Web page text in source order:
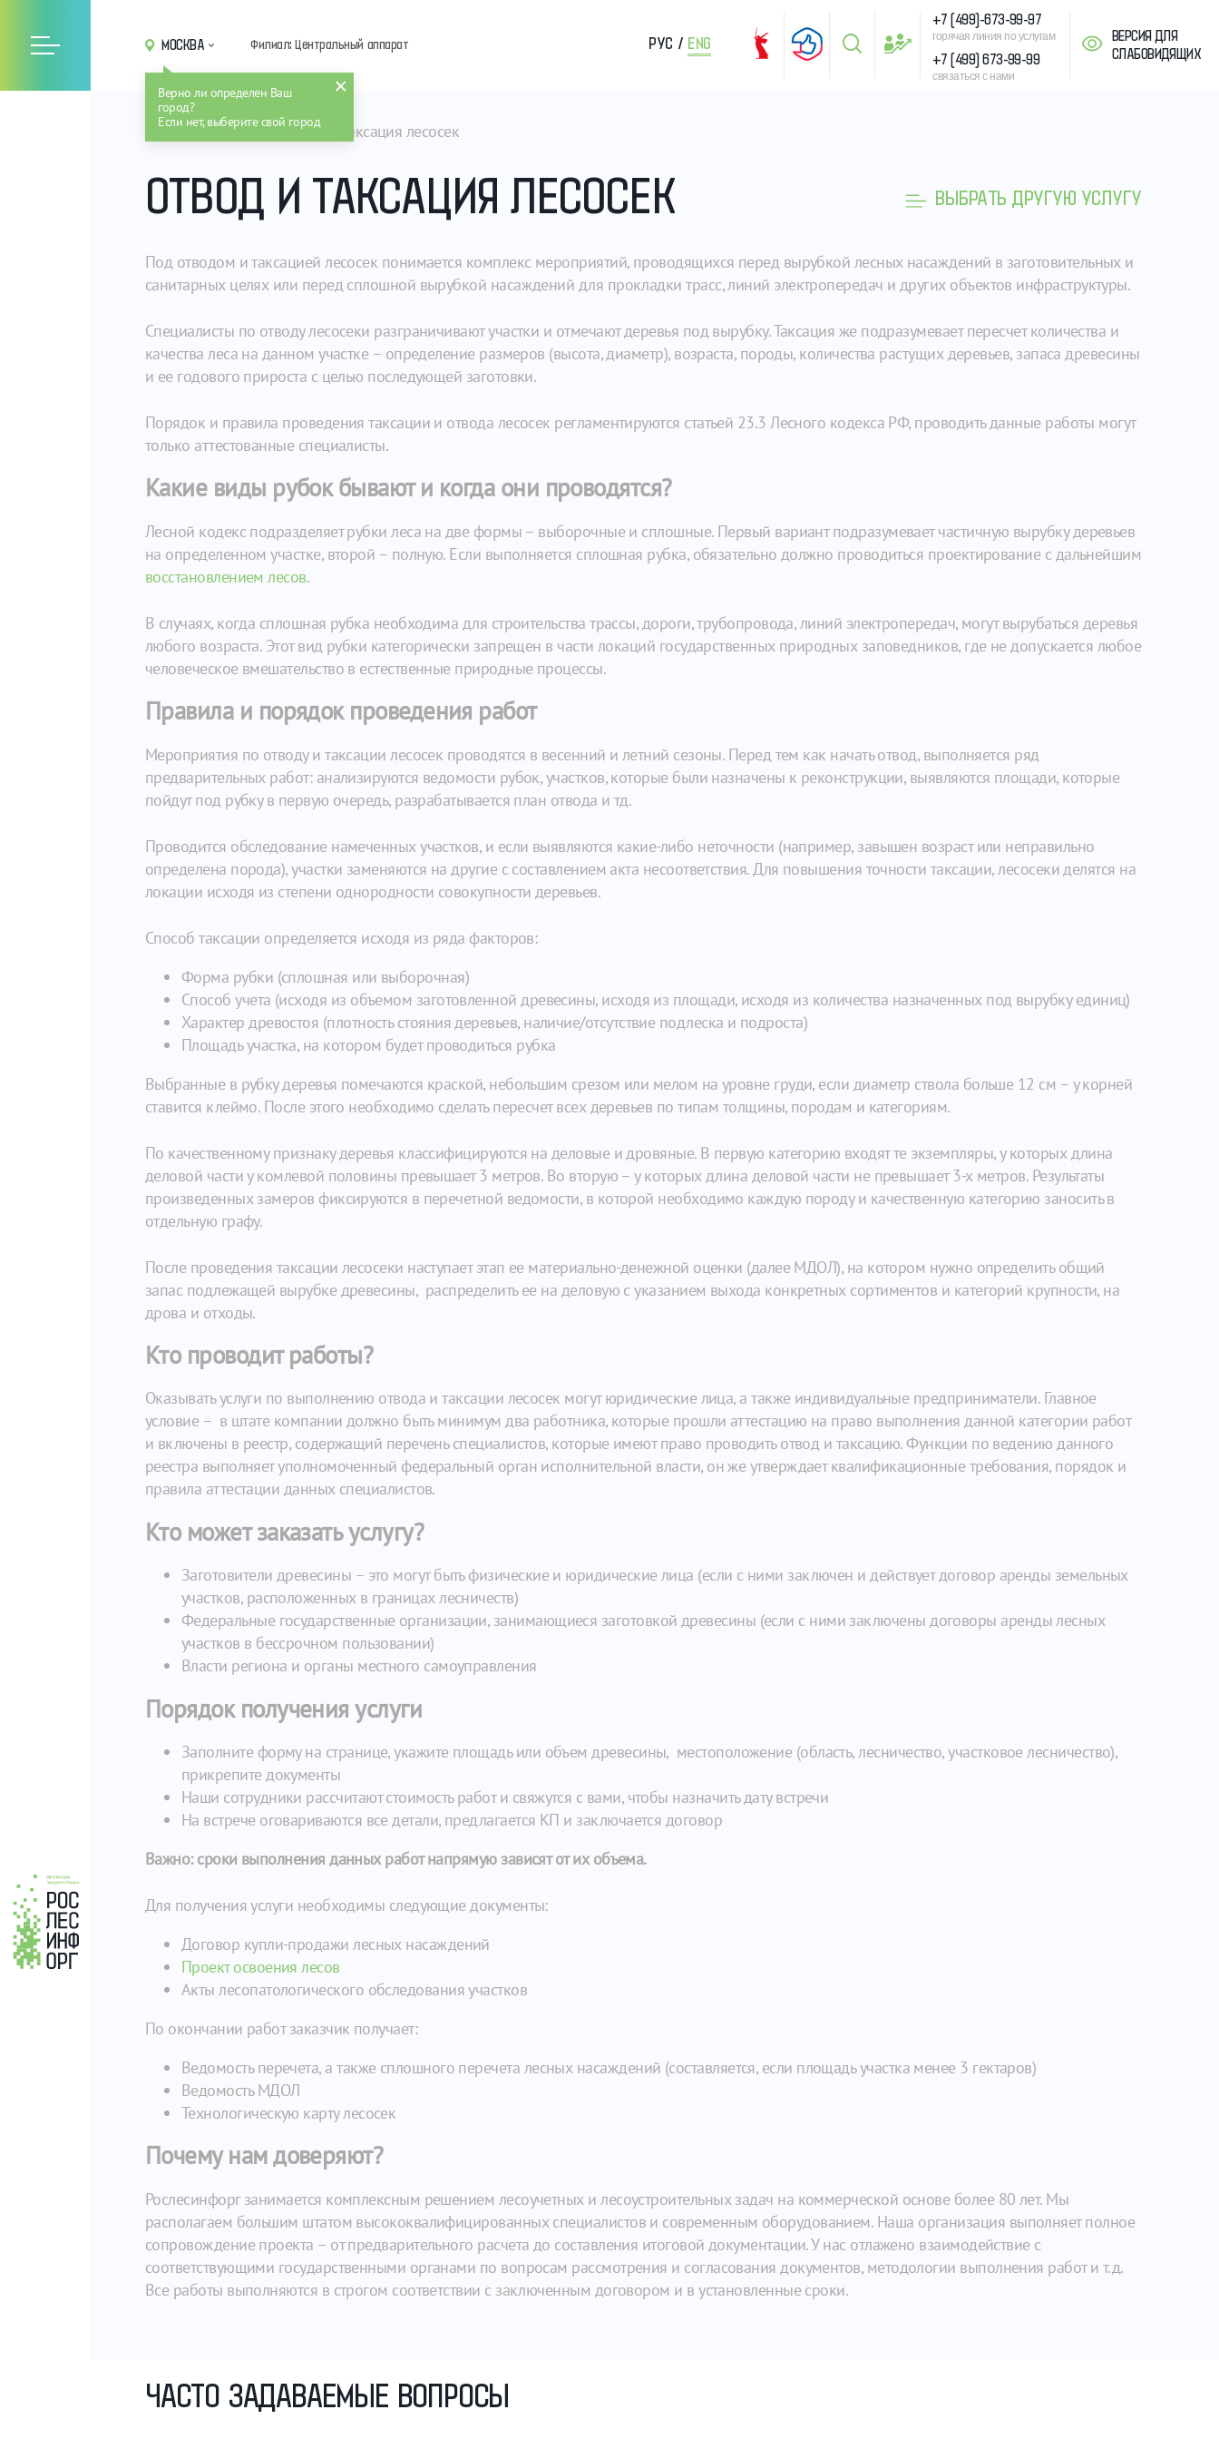
МОСКВА
Верно ли определен Ваш
город?
Если нет, выберите свой город
Филиал: Центральный аппарат РУС / ENG
+7 (499)-673-99-97
горячая линия по услугам
+7 (499) 673-99-99
связаться с нами
ВЕРСИЯ ДЛЯ
СЛАБОВИДЯЩИХ
Главная Услуги Отвод и таксация лесосек
ОТВОД И ТАКСАЦИЯ ЛЕСОСЕК ВЫБРАТЬ ДРУГУЮ УСЛУГУ
Под отводом и таксацией лесосек понимается комплекс мероприятий, проводящихся перед вырубкой лесных насаждений в заготовительных и
санитарных целях или перед сплошной вырубкой насаждений для прокладки трасс, линий электропередач и других объектов инфраструктуры.
Специалисты по отводу лесосеки разграничивают участки и отмечают деревья под вырубку. Таксация же подразумевает пересчет количества и
качества леса на данном участке – определение размеров (высота, диаметр), возраста, породы, количества растущих деревьев, запаса древесины
и ее годового прироста с целью последующей заготовки.
Порядок и правила проведения таксации и отвода лесосек регламентируются статьей 23.3 Лесного кодекса РФ, проводить данные работы могут
только аттестованные специалисты.
Какие виды рубок бывают и когда они проводятся?
Лесной кодекс подразделяет рубки леса на две формы – выборочные и сплошные. Первый вариант подразумевает частичную вырубку деревьев
на определенном участке, второй – полную. Если выполняется сплошная рубка, обязательно должно проводиться проектирование с дальнейшим
восстановлением лесов.
В случаях, когда сплошная рубка необходима для строительства трассы, дороги, трубопровода, линий электропередач, могут вырубаться деревья
любого возраста. Этот вид рубки категорически запрещен в части локаций государственных природных заповедников, где не допускается любое
человеческое вмешательство в естественные природные процессы.
Правила и порядок проведения работ
Мероприятия по отводу и таксации лесосек проводятся в весенний и летний сезоны. Перед тем как начать отвод, выполняется ряд
предварительных работ: анализируются ведомости рубок, участков, которые были назначены к реконструкции, выявляются площади, которые
пойдут под рубку в первую очередь, разрабатывается план отвода и тд.
Проводится обследование намеченных участков, и если выявляются какие-либо неточности (например, завышен возраст или неправильно
определена порода), участки заменяются на другие с составлением акта несоответствия. Для повышения точности таксации, лесосеки делятся на
локации исходя из степени однородности совокупности деревьев.
Способ таксации определяется исходя из ряда факторов:
Форма рубки (сплошная или выборочная)
Способ учета (исходя из объемом заготовленной древесины, исходя из площади, исходя из количества назначенных под вырубку единиц)
Характер древостоя (плотность стояния деревьев, наличие/отсутствие подлеска и подроста)
Площадь участка, на котором будет проводиться рубка
Выбранные в рубку деревья помечаются краской, небольшим срезом или мелом на уровне груди, если диаметр ствола больше 12 см – у корней
ставится клеймо. После этого необходимо сделать пересчет всех деревьев по типам толщины, породам и категориям.
По качественному признаку деревья классифицируются на деловые и дровяные. В первую категорию входят те экземпляры, у которых длина
деловой части у комлевой половины превышает 3 метров. Во вторую – у которых длина деловой части не превышает 3-х метров. Результаты
произведенных замеров фиксируются в перечетной ведомости, в которой необходимо каждую породу и качественную категорию заносить в
отдельную графу.
После проведения таксации лесосеки наступает этап ее материально-денежной оценки (далее МДОЛ), на котором нужно определить общий
запас подлежащей вырубке древесины, распределить ее на деловую с указанием выхода конкретных сортиментов и категорий крупности, на
дрова и отходы.
Кто проводит работы?
Оказывать услуги по выполнению отвода и таксации лесосек могут юридические лица, а также индивидуальные предприниматели. Главное
условие – в штате компании должно быть минимум два работника, которые прошли аттестацию на право выполнения данной категории работ
и включены в реестр, содержащий перечень специалистов, которые имеют право проводить отвод и таксацию. Функции по ведению данного
реестра выполняет уполномоченный федеральный орган исполнительной власти, он же утверждает квалификационные требования, порядок и
правила аттестации данных специалистов.
Кто может заказать услугу?
Заготовители древесины – это могут быть физические и юридические лица (если с ними заключен и действует договор аренды земельных
участков, расположенных в границах лесничеств)
Федеральные государственные организации, занимающиеся заготовкой древесины (если с ними заключены договоры аренды лесных
участков в бессрочном пользовании)
Власти региона и органы местного самоуправления
Порядок получения услуги
Заполните форму на странице, укажите площадь или объем древесины, местоположение (область, лесничество, участковое лесничество),
прикрепите документы
Наши сотрудники рассчитают стоимость работ и свяжутся с вами, чтобы назначить дату встречи
На встрече оговариваются все детали, предлагается КП и заключается договор
Важно: сроки выполнения данных работ напрямую зависят от их объема.
Для получения услуги необходимы следующие документы:
Договор купли-продажи лесных насаждений
Проект освоения лесов
Акты лесопатологического обследования участков
По окончании работ заказчик получает:
Ведомость перечета, а также сплошного перечета лесных насаждений (составляется, если площадь участка менее 3 гектаров)
Ведомость МДОЛ
Технологическую карту лесосек
Почему нам доверяют?
Рослесинфорг занимается комплексным решением лесоучетных и лесоустроительных задач на коммерческой основе более 80 лет. Мы
располагаем большим штатом высококвалифицированных специалистов и современным оборудованием. Наша организация выполняет полное
сопровождение проекта – от предварительного расчета до составления итоговой документации. У нас отлажено взаимодействие с
соответствующими государственными органами по вопросам рассмотрения и согласования документов, методологии выполнения работ и т.д.
Все работы выполняются в строгом соответствии с заключенным договором и в установленные сроки.
ЧАСТО ЗАДАВАЕМЫЕ ВОПРОСЫ